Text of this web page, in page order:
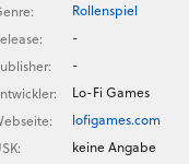
Rollenspiel
-
-
Lo-Fi Games
lofigames.com
keine Angabe